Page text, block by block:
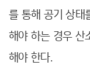
를 통해 공기 상태
해야 하는 경우 산
해야 한다.